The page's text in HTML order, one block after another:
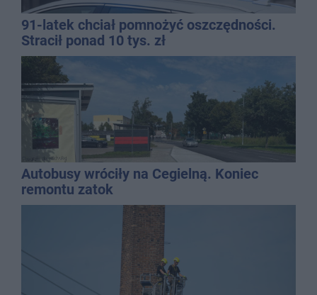
91-latek chciał pomnożyć oszczędności.
Stracił ponad 10 tys. zł
Autobusy wróciły na Cegielną. Koniec
remontu zatok